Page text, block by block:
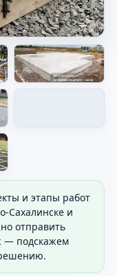
перед
и этапы работ
Сахалинске и
отправить
— подскажем